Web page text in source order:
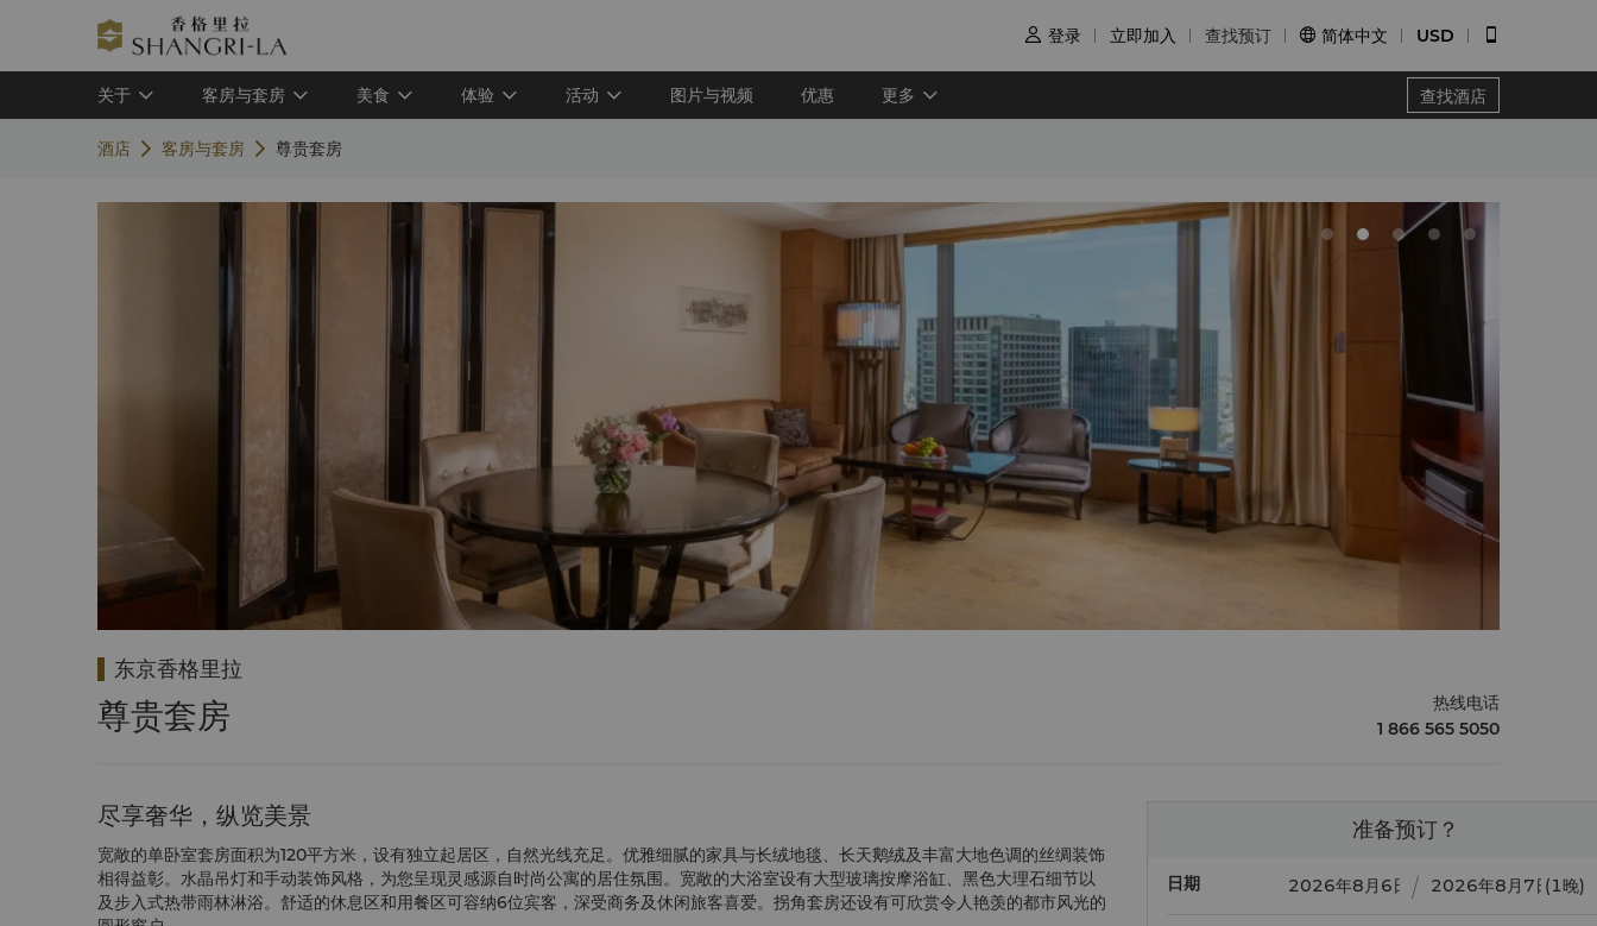
 登录 立即加入 查找预订  简体中文 USD
关于 客房与套房 美食 体验 活动 图片与视频 优惠 更多 查找酒店
酒店 客房与套房 尊贵套房
东京香格里拉
尊贵套房
热线电话
1 866 565 5050
尽享奢华，纵览美景
宽敞的单卧室套房面积为120平方米，设有独立起居区，自然光线充足。优雅细腻的家具与长绒地毯、长天鹅绒及丰富大地色调的丝绸装饰
相得益彰。水晶吊灯和手动装饰风格，为您呈现灵感源自时尚公寓的居住氛围。宽敞的大浴室设有大型玻璃按摩浴缸、黑色大理石细节以
及步入式热带雨林淋浴。舒适的休息区和用餐区可容纳6位宾客，深受商务及休闲旅客喜爱。拐角套房还设有可欣赏令人艳羡的都市风光的
准备预订？
日期 (1晚)